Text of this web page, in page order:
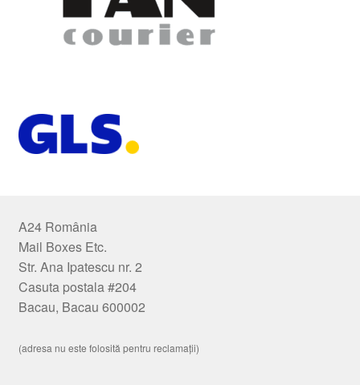
A24 România
Mail Boxes Etc.
Str. Ana Ipatescu nr. 2
Casuta postala #204
Bacau, Bacau 600002
(adresa nu este folosită pentru reclamații)